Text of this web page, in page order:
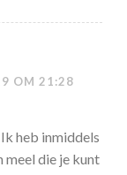
OM 21:28
heb inmiddels
meel die je kunt